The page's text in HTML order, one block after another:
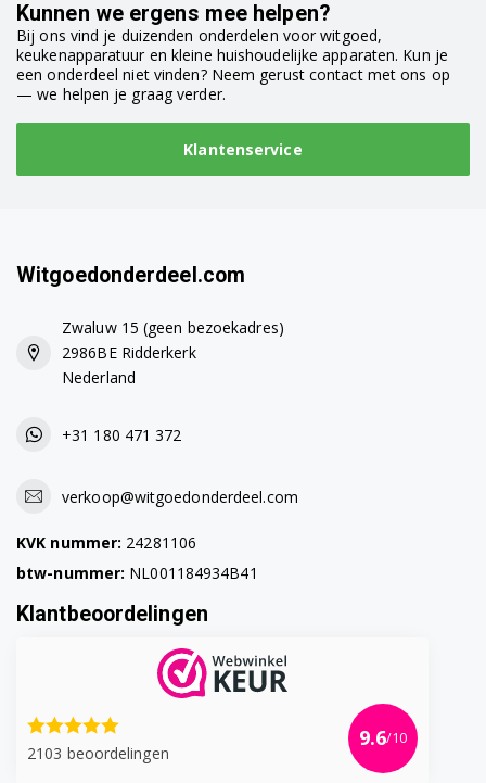
Kunnen we ergens mee helpen?
Bij ons vind je duizenden onderdelen voor witgoed,
keukenapparatuur en kleine huishoudelijke apparaten. Kun je
een onderdeel niet vinden? Neem gerust contact met ons op
— we helpen je graag verder.
Klantenservice
Witgoedonderdeel.com
Zwaluw 15 (geen bezoekadres)
2986BE Ridderkerk
Nederland
+31 180 471 372
verkoop@witgoedonderdeel.com
KVK nummer: 24281106
btw-nummer: NL001184934B41
Klantbeoordelingen
2103 beoordelingen
9.6/10